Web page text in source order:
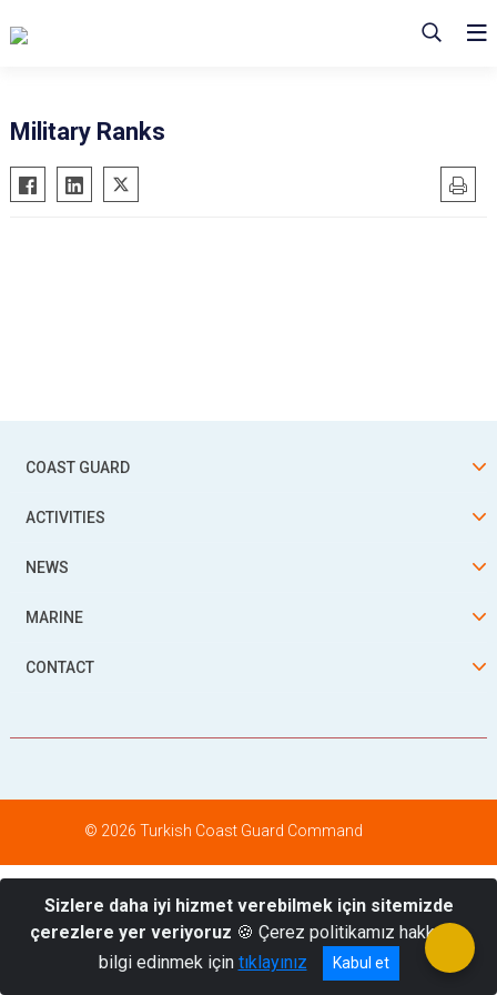
Military Ranks
COAST GUARD
ACTIVITIES
NEWS
MARINE
CONTACT
© 2026 Turkish Coast Guard Command
Sizlere daha iyi hizmet verebilmek için sitemizde
çerezlere yer veriyoruz 🍪 Çerez politikamız hakkında
bilgi edinmek için tıklayınız Kabul et